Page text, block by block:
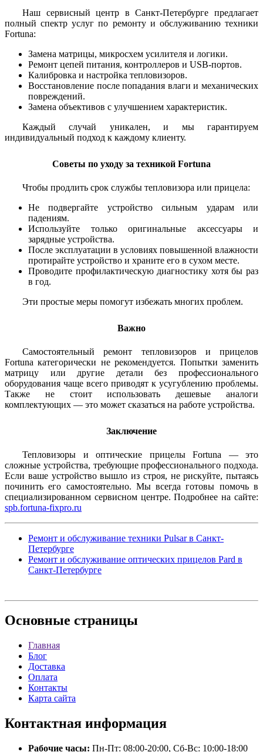
Наш сервисный центр в Санкт-Петербурге предлагает
полный спектр услуг по ремонту и обслуживанию техники
Fortuna:
Замена матрицы, микросхем усилителя и логики.
Ремонт цепей питания, контроллеров и USB-портов.
Калибровка и настройка тепловизоров.
Восстановление после попадания влаги и механических
повреждений.
Замена объективов с улучшением характеристик.
Каждый случай уникален, и мы гарантируем
индивидуальный подход к каждому клиенту.
Советы по уходу за техникой Fortuna
Чтобы продлить срок службы тепловизора или прицела:
Не подвергайте устройство сильным ударам или
падениям.
Используйте только оригинальные аксессуары и
зарядные устройства.
После эксплуатации в условиях повышенной влажности
протирайте устройство и храните его в сухом месте.
Проводите профилактическую диагностику хотя бы раз
в год.
Эти простые меры помогут избежать многих проблем.
Важно
Самостоятельный ремонт тепловизоров и прицелов
Fortuna категорически не рекомендуется. Попытки заменить
матрицу или другие детали без профессионального
оборудования чаще всего приводят к усугублению проблемы.
Также не стоит использовать дешевые аналоги
комплектующих — это может сказаться на работе устройства.
Заключение
Тепловизоры и оптические прицелы Fortuna — это
сложные устройства, требующие профессионального подхода.
Если ваше устройство вышло из строя, не рискуйте, пытаясь
починить его самостоятельно. Мы всегда готовы помочь в
специализированном сервисном центре. Подробнее на сайте:
spb.fortuna-fixpro.ru
Ремонт и обслуживание техники Pulsar в Санкт-
Петербурге
Ремонт и обслуживание оптических прицелов Pard в
Санкт-Петербурге
Основные страницы
Главная
Блог
Доставка
Оплата
Контакты
Карта сайта
Контактная информация
Рабочие часы: Пн-Пт: 08:00-20:00, Сб-Вс: 10:00-18:00